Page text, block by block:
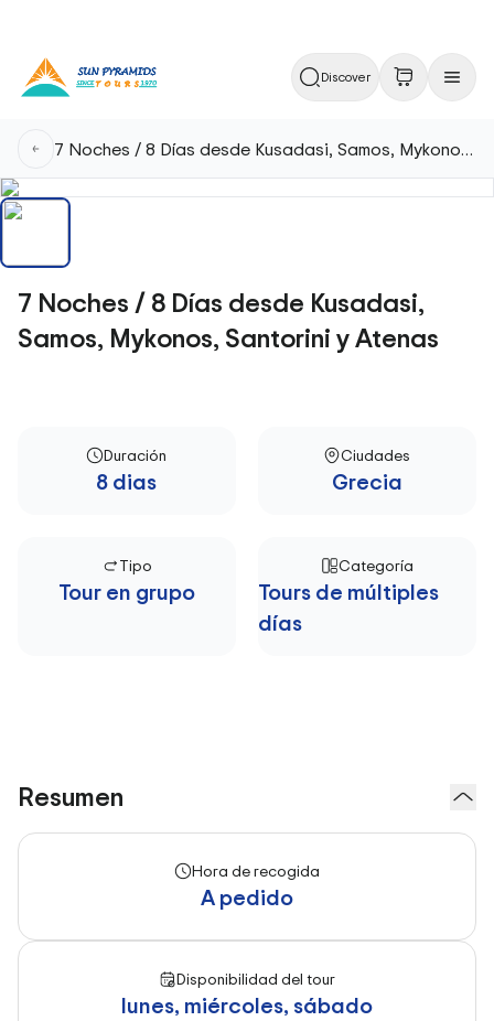
Discover
7 Noches / 8 Días desde Kusadasi, Samos, Mykonos, Santorini y Atenas
7 Noches / 8 Días desde Kusadasi,
Samos, Mykonos, Santorini y Atenas
Duración
8 dias
Ciudades
Grecia
Tipo
Tour en grupo
Categoría
Tours de múltiples
días
Resumen
Hora de recogida
A pedido
Disponibilidad del tour
lunes, miércoles, sábado